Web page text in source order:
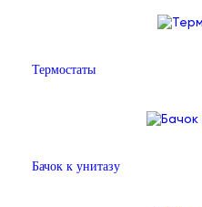
Термостаты
Бачок к унитазу